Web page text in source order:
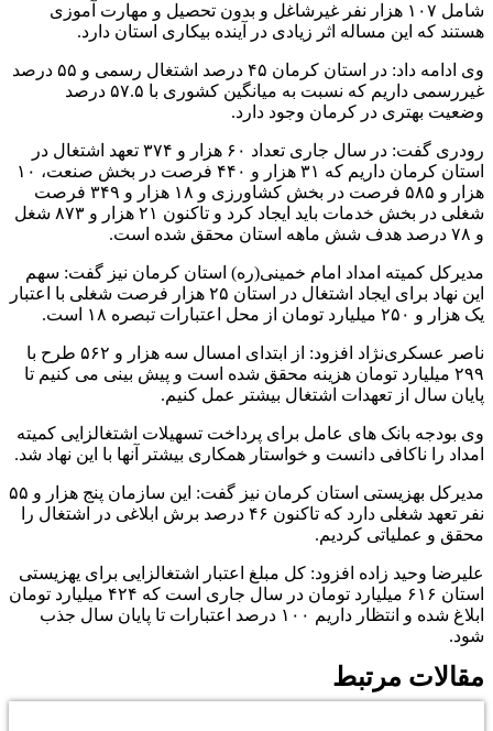
شامل ۱۰۷ هزار نفر غیرشاغل و بدون تحصیل و مهارت آموزی
هستند که این مساله اثر زیادی در آینده بیکاری استان دارد.
وی ادامه داد: در استان کرمان ۴۵ درصد اشتغال رسمی و ۵۵ درصد
غیررسمی داریم که نسبت به میانگین کشوری با ۵۷.۵ درصد
وضعیت بهتری در کرمان وجود دارد.
رودری گفت: در سال جاری تعداد ۶۰ هزار و ۳۷۴ تعهد اشتغال در
استان کرمان داریم که ۳۱ هزار و ۴۴۰ فرصت در بخش صنعت، ۱۰
هزار و ۵۸۵ فرصت در بخش کشاورزی و ۱۸ هزار و ۳۴۹ فرصت
شغلی در بخش خدمات باید ایجاد کرد و تاکنون ۲۱ هزار و ۸۷۳ شغل
و ۷۸ درصد هدف شش ماهه استان محقق شده است.
مدیرکل کمیته امداد امام خمینی(ره) استان کرمان نیز گفت: سهم
این نهاد برای ایجاد اشتغال در استان ۲۵ هزار فرصت شغلی با اعتبار
یک هزار و ۲۵۰ میلیارد تومان از محل اعتبارات تبصره ۱۸ است.
ناصر عسکری‌نژاد افزود: از ابتدای امسال سه هزار و ۵۶۲ طرح با
۲۹۹ میلیارد تومان هزینه محقق شده است و پیش بینی می کنیم تا
پایان سال از تعهدات اشتغال بیشتر عمل کنیم.
وی بودجه بانک های عامل برای پرداخت تسهیلات اشتغالزایی کمیته
امداد را ناکافی دانست و خواستار همکاری بیشتر آنها با این نهاد شد.
مدیرکل بهزیستی استان کرمان نیز گفت: این سازمان پنج هزار و ۵۵
نفر تعهد شغلی دارد که تاکنون ۴۶ درصد برش ابلاغی در اشتغال را
محقق و عملیاتی کردیم.
علیرضا وحید زاده افزود: کل مبلغ اعتبار اشتغالزایی برای یهزیستی
استان ۶۱۶ میلیارد تومان در سال جاری است که ۴۲۴ میلیارد تومان
ابلاغ شده و انتظار داریم ۱۰۰ درصد اعتبارات تا پایان سال جذب
شود.
مقالات مرتبط